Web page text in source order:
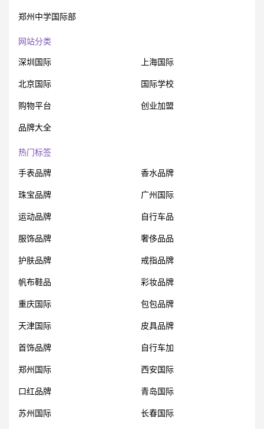
郑州中学国际部
网站分类
深圳国际 上海国际
北京国际 国际学校
购物平台 创业加盟
品牌大全
热门标签
手表品牌 香水品牌
珠宝品牌 广州国际
运动品牌 自行车品
服饰品牌 奢侈品品
护肤品牌 戒指品牌
帆布鞋品 彩妆品牌
重庆国际 包包品牌
天津国际 皮具品牌
首饰品牌 自行车加
郑州国际 西安国际
口红品牌 青岛国际
苏州国际 长春国际